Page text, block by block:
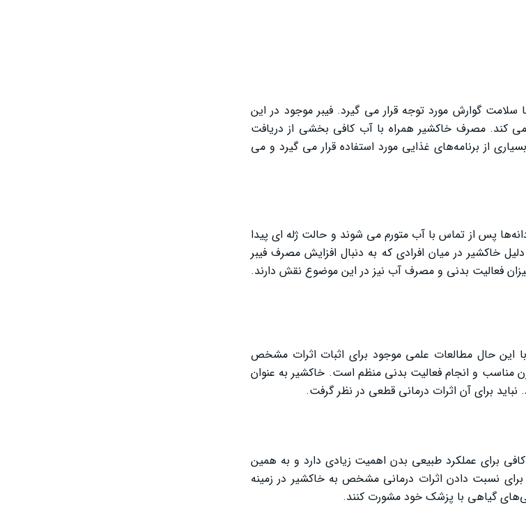
گوارش مورد توجه قرار می ‌گیرد. فیبر موجود در این
کند. مصرف خاکشیر همراه با آب کافی بخشی از دریافت
از برنامه‌های غذایی مورد استفاده قرار می ‌گیرد و می‌
پس از تماس با آب متورم می‌ شوند و حالت ژله ‌ای پیدا
خاکشیر در میان افرادی که به دنبال افزایش مصرف فیبر
فعالیت بدنی و مصرف آب نیز در این موضوع نقش دارند.
این حال مطالعات علمی موجود برای اثبات اثرات مشخص
مناسب و انجام فعالیت بدنی منظم است. خاکشیر به عنوان
برای آن اثرات درمانی قطعی در نظر گرفت.
برای عملکرد طبیعی بدن اهمیت زیادی دارد و به همین
نسبت دادن اثرات درمانی مشخص به خاکشیر در زمینه
گیاهی با پزشک خود مشورت کنند.